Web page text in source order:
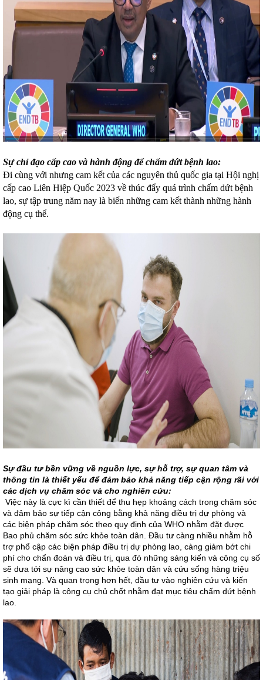
Sự chỉ đạo cấp cao và hành động để chấm dứt bệnh lao:
Đi cùng với nhưng cam kết của các nguyên thủ quốc gia tại Hội nghị
cấp cao Liên Hiệp Quốc 2023 về thúc đẩy quá trình chấm dứt bệnh
lao, sự tập trung năm nay là biến những cam kết thành những hành
động cụ thể.
Sự đầu tư bền vững về nguồn lực, sự hỗ trợ, sự quan tâm và
thông tin là thiết yếu để đảm bảo khả năng tiếp cận rộng rãi với
các dịch vụ chăm sóc và cho nghiên cứu:
Việc này là cực kì cần thiết để thu hẹp khoảng cách trong chăm sóc
và đảm bảo sự tiếp cận công bằng khả năng điều trị dự phòng và
các biện pháp chăm sóc theo quy định của WHO nhằm đặt được
Bao phủ chăm sóc sức khỏe toàn dân. Đầu tư càng nhiều nhằm hỗ
trợ phổ cập các biện pháp điều trị dự phòng lao, càng giảm bớt chi
phí cho chẩn đoán và điều trị, qua đó những sáng kiến và công cụ số
sẽ dưa tới sự nâng cao sức khỏe toàn dân và cứu sống hàng triệu
sinh mạng. Và quan trọng hơn hết, đầu tư vào nghiên cứu và kiến
tạo giải pháp là công cụ chủ chốt nhằm đạt mục tiêu chấm dứt bệnh
lao.